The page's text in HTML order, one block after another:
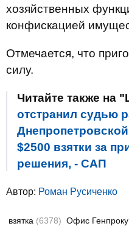
хозяйственных
конфискацией
Отмечается, что
силу.
Читайте также на
отстранил судью
$2500 взятки за
решения, - САП
Автор: Роман Русиченко
взятка (6378) Офис